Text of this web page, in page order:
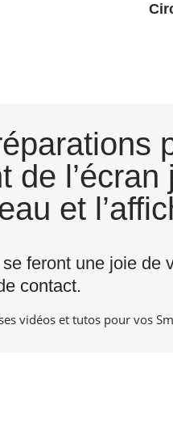
l’écran
et
feront une joie de
contact.
vidéos et tutos pour vos